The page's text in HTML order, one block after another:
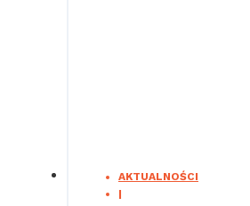
AKTUALNOŚCI
|